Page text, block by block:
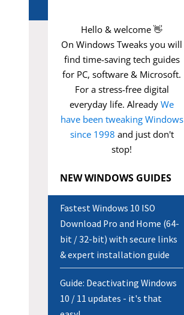
Hello & welcome 👋
On Windows Tweaks you will
find time-saving tech guides
for PC, software & Microsoft.
For a stress-free digital
everyday life. Already We
have been tweaking Windows
since 1998 and just don't
stop!
NEW WINDOWS GUIDES
Fastest Windows 10 ISO
Download Pro and Home (64-
bit / 32-bit) with secure links
& expert installation guide
Guide: Deactivating Windows
10 / 11 updates - it's that